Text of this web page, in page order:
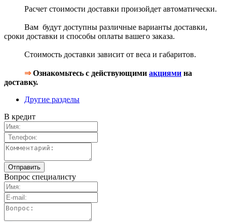
Расчет стоимости доставки произойдет автоматически.
Вам будут доступны различные варианты доставки,
сроки доставки и способы оплаты вашего заказа.
Стоимость доставки зависит от веса и габаритов.
⇒Ознакомьтесь с действующими акциями на
доставку.
Другие разделы
В кредит
Вопрос специалисту